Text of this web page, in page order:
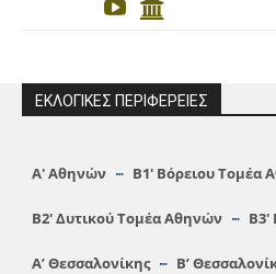
ΕΚΛΟΓΙΚΕΣ ΠΕΡΙΦΕΡΕΙΕΣ
Α′ Αθηνών Β1′ Βόρειου Τομέα
Β2′ Δυτικού Τομέα Αθηνών
A’ Θεσσαλονίκης Β’